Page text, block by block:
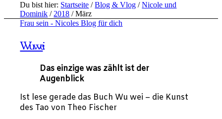
Du bist hier: Startseite / Blog & Vlog / Nicole und
Dominik / 2018 / März
Frau sein - Nicoles Blog für dich
Wu wei
Das einzige was zählt ist der
Augenblick
Ist lese gerade das Buch Wu wei – die Kunst
des Tao von Theo Fischer